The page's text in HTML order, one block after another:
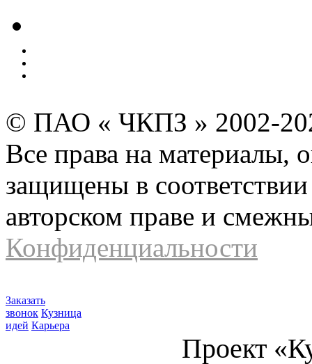
© ПАО « ЧКПЗ » 2002-
Все права на материалы,
защищены в соответствии
авторском праве и
Конфиденциальности
Заказать
звонок Кузница
идей Карьера
Проект